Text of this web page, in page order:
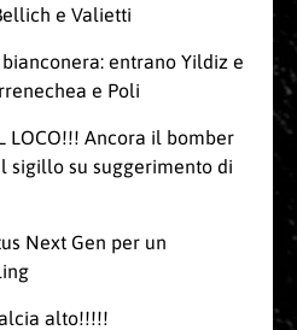
e Valietti
entrano Yildiz e
e Poli
LOCO!!! Ancora il bomber
sigillo su suggerimento di
Next Gen per un
alto!!!!!